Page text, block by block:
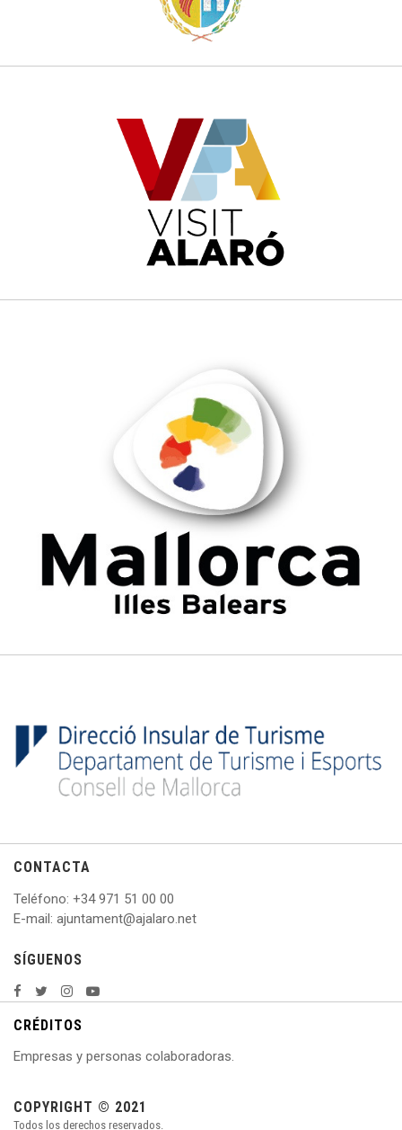
CONTACTA
Teléfono: +34 971 51 00 00
E-mail: ajuntament@ajalaro.net
SÍGUENOS
CRÉDITOS
Empresas y personas colaboradoras.
COPYRIGHT © 2021
Todos los derechos reservados.